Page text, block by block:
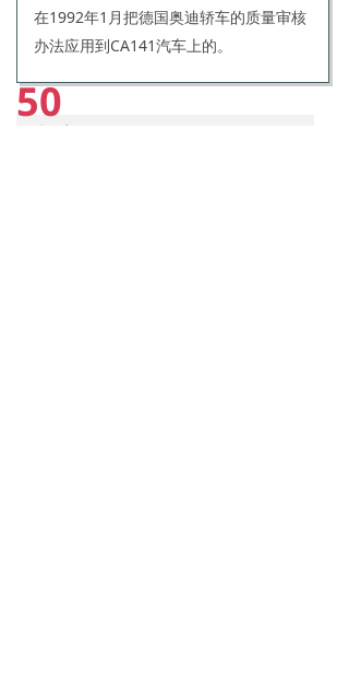
在1992年1月把德国奥迪轿车的质量审核
办法应用到CA141汽车上的。
50
质量审核的任务是什么？